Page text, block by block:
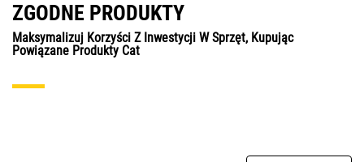
ZGODNE PRODUKTY
Maksymalizuj Korzyści Z Inwestycji W Sprzęt, Kupując
Powiązane Produkty Cat